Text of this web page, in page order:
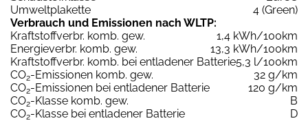
Umweltplakette
4 (Green)
Verbrauch und Emissionen nach WLTP:
Kraftstoffverbr. komb. gew.
1,4 kWh/100km
Energieverbr. komb. gew.
13,3 kWh/100km
Kraftstoffverbr. komb. bei entladener Batterie5,3 l/100km
CO2-Emissionen komb. gew.
32 g/km
CO2-Emissionen bei entladener Batterie
120 g/km
CO2-Klasse komb. gew.
B
CO2-Klasse bei entladener Batterie
D